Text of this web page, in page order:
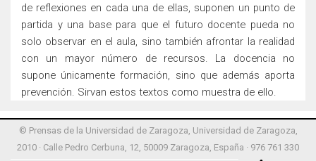
de reflexiones en cada una de ellas, suponen un punto de
partida y una base para que el futuro docente pueda no
solo observar en el aula, sino también afrontar la realidad
con un mayor número de recursos. La docencia no
supone únicamente formación, sino que además aporta
prevención. Sirvan estos textos como muestra de ello.
© Prensas de la Universidad de Zaragoza, Universidad de Zaragoza,
2010 · Calle Pedro Cerbuna, 12, 50009 Zaragoza, España · 976 761 330